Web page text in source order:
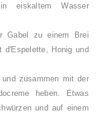
eiskaltem Wasser
Gabel zu einem Brei
d'Espelette, Honig und
zusammen mit der
heben. Etwas
und auf einem